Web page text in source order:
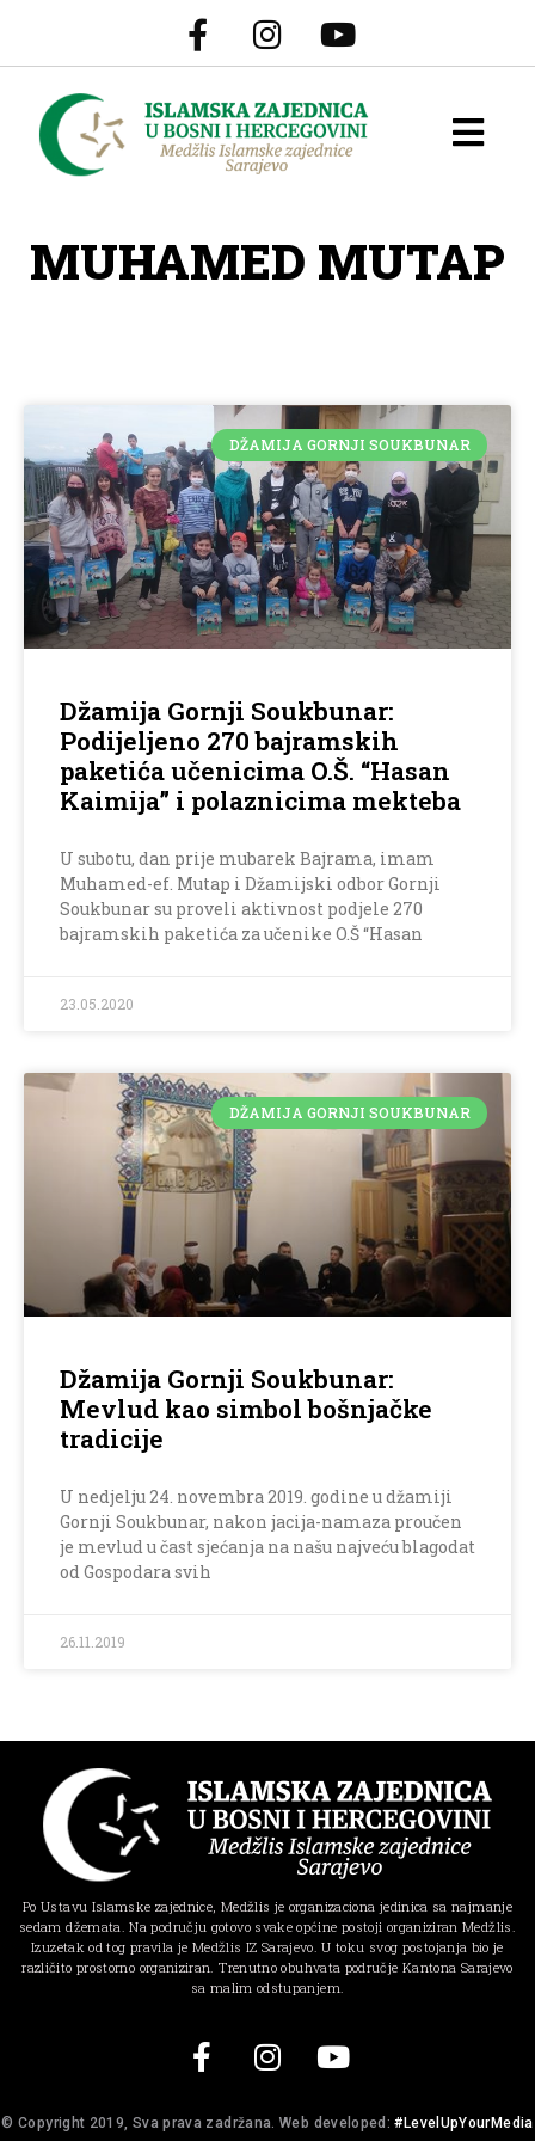
MUHAMED MUTAP
DŽAMIJA GORNJI SOUKBUNAR
Džamija Gornji Soukbunar:
Podijeljeno 270 bajramskih
paketića učenicima O.Š. “Hasan
Kaimija” i polaznicima mekteba
U subotu, dan prije mubarek Bajrama, imam
Muhamed-ef. Mutap i Džamijski odbor Gornji
Soukbunar su proveli aktivnost podjele 270
bajramskih paketića za učenike O.Š “Hasan
23.05.2020
DŽAMIJA GORNJI SOUKBUNAR
Džamija Gornji Soukbunar:
Mevlud kao simbol bošnjačke
tradicije
U nedjelju 24. novembra 2019. godine u džamiji
Gornji Soukbunar, nakon jacija-namaza proučen
je mevlud u čast sjećanja na našu najveću blagodat
od Gospodara svih
26.11.2019
Po Ustavu Islamske zajednice, Medžlis je organizaciona jedinica sa najmanje
sedam džemata. Na području gotovo svake općine postoji organiziran Medžlis.
Izuzetak od tog pravila je Medžlis IZ Sarajevo. U toku svog postojanja bio je
različito prostorno organiziran. Trenutno obuhvata područje Kantona Sarajevo
sa malim odstupanjem.
© Copyright 2019, Sva prava zadržana. Web developed:#LevelUpYourMedia